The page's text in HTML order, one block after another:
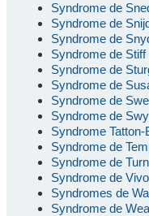
Syndrome de
Syndrome de
Syndrome de
Syndrome de Stiff
Syndrome de
Syndrome de
Syndrome de
Syndrome de
Syndrome
Syndrome de
Syndrome de
Syndrome de Vivo
Syndromes de
Syndrome de